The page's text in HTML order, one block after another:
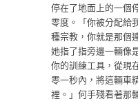
停在了地面上的一
零度。「你被分配給
種宗教，你就是那個
她指了指旁邊一輛像
你的訓練工具，從現
零一秒內，將這輛車
裡。」何手殘看著那